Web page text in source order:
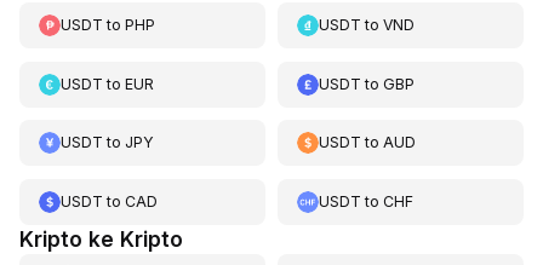
USDT to PHP USDT toVND
USDT to EUR USDT toGBP
USDT to JPY USDT toAUD
USDT to CAD USDT toCHF
Kripto ke Kripto